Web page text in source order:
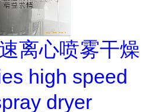
离心喷雾干燥
high speed
dryer